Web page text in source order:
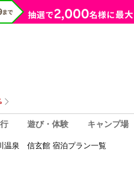
遊び・体験 キャンプ場
温泉 信玄館 宿泊プラン一覧